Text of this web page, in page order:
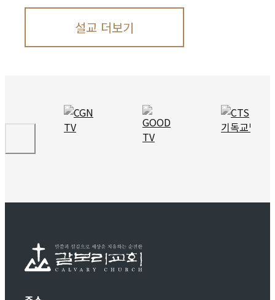
설교 더보기